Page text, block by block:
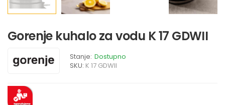
Gorenje kuhalo za vodu K 17 GDWII
Stanje: Dostupno
SKU: K 17 GDWII